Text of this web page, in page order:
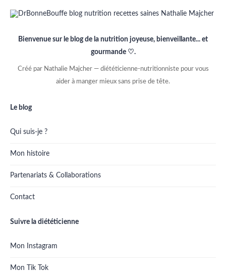
Bienvenue sur le blog de la nutrition joyeuse, bienveillante... et
gourmande ♡.
Créé par Nathalie Majcher — diététicienne-nutritionniste pour vous
aider à manger mieux sans prise de tête.
Le blog
Qui suis-je ?
Mon histoire
Partenariats & Collaborations
Contact
Suivre la diététicienne
Mon Instagram
Mon Tik Tok